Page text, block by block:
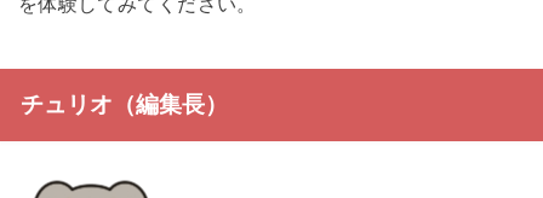
チュリオ（編集長）